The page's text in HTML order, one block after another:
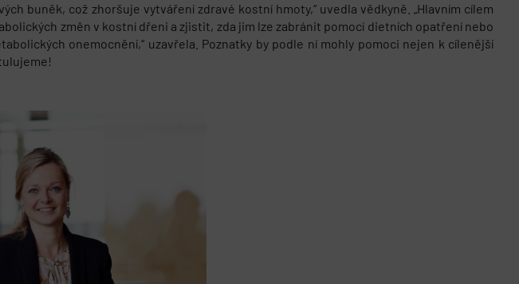
buněk, což zhoršuje vytváření zdravé kostní hmoty,“ uvedla vědkyně. „Hlavním cílem
změn v kostní dřeni a zjistit, zda jim lze zabránit pomocí dietních opatření nebo
onemocnění,“ uzavřela. Poznatky by podle ní mohly pomoci nejen k cílenější